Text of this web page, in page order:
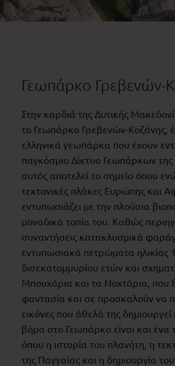
Γεωπάρκο Γρεβενών-
Στην καρδιά της Δυτικής
το Γεωπάρκο Γρεβενών-Κοζάνης,
ελληνικά γεωπάρκα που έχουν
παγκόσμιο Δίκτυο Γεωπάρκων της
αυτός αποτελεί το σημείο όπου
τεκτονικές πλάκες Ευρώπης και
εντυπωσιάζει με την πλούσια
μοναδικά τοπία του. Καθώς
συναντήσεις κατακλυσμικά
εντυπωσιακά πετρώματα ηλικίας 1
δισεκατομμυρίου ετών και
Μπουχάρια και τα Νοχτάρια, που
φαντασία και σε προσκαλούν να
εικόνες που άθελά της
βήμα στο Γεωπάρκο είναι και ένα
όπου η ιστορία του πλανήτη, η
της Παγγαίας και η δημιουργία